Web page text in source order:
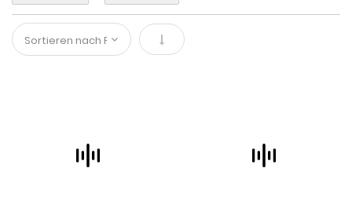
In absteigender Reihenfolge